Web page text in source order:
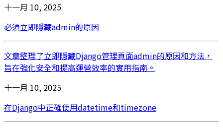
十一月 10, 2025
必須立即隱藏admin的原因
文章整理了立即隱藏Django管理頁面admin的原因和方法，
旨在強化安全和提高運營效率的實用指南。
十一月 10, 2025
在Django中正確使用datetime和timezone